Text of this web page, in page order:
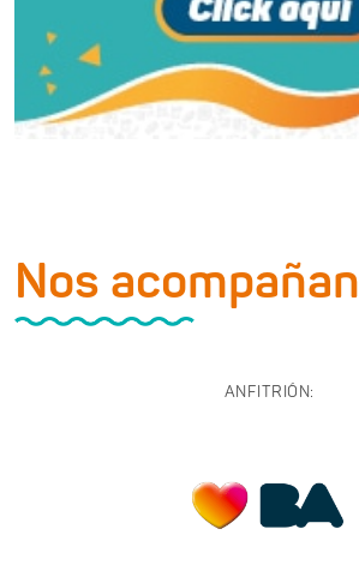
Nos acompañan
ANFITRIÓN: